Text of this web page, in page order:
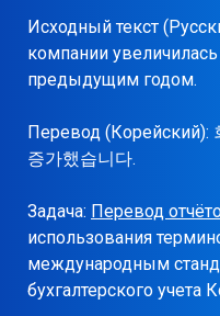
Исходный текст
компании
предыдущим годом.
Перевод (Корейский):
증가했습니다.
Задача: Перевод
использования
международным
бухгалтерского учета